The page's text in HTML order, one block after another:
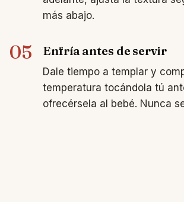
más abajo.
05 Enfría antes de servir
Dale tiempo a templar y
temperatura tocándola tú
ofrecérsela al bebé. Nunca